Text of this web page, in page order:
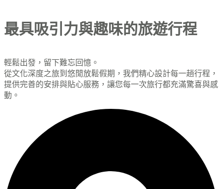
最具吸引力與趣味的旅遊行程
輕鬆出發，留下難忘回憶。
從文化深度之旅到悠閒放鬆假期，我們精心設計每一趟行程，
提供完善的安排與貼心服務，讓您每一次旅行都充滿驚喜與感
動。